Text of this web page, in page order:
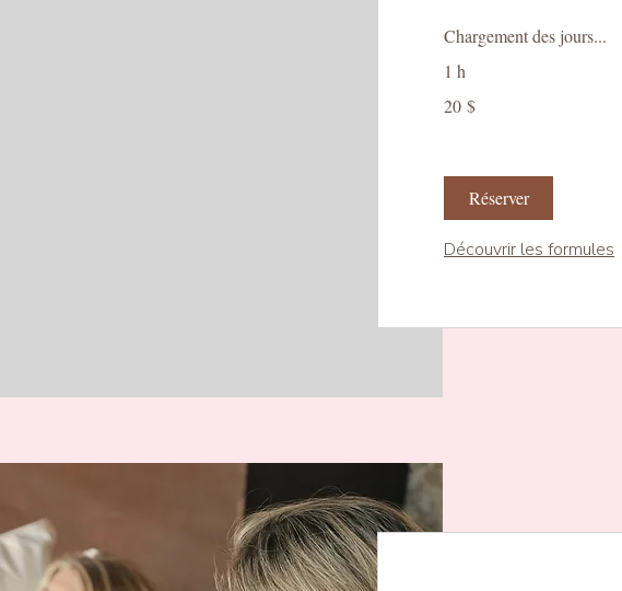
Chargement des jours...
1 h
canadiens
20 $
Réserver
Découvrir les formules